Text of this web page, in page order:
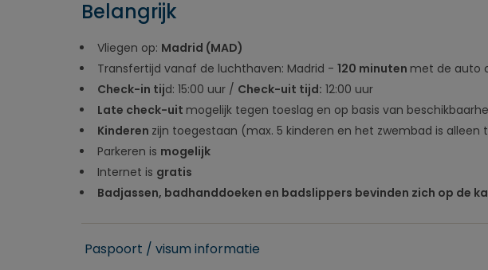
Belangrijk
Vliegen op: Madrid (MAD)
Transfertijd vanaf de luchthaven: Madrid - 120 minuten met de auto
Check-in tijd: 15:00 uur / Check-uit tijd: 12:00 uur
Late check-uit mogelijk tegen toeslag en op basis van
Kinderen zijn toegestaan (max. 5 kinderen en het zwembad is
Parkeren is mogelijk
Internet is gratis
Badjassen, badhanddoeken en badslippers bevinden zich op de
Paspoort / visum informatie